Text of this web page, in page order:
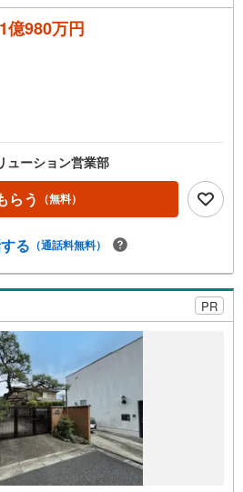
1億980万円
ーション営業部
らう （無料）
る （通話料無料）
PR